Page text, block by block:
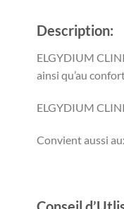
Description:
ELGYDIUM
ainsi qu’au
ELGYDIUM
Convient aussi